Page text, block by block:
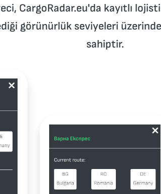
CargoRadar.eu'da kayıtlı
görünürlük seviyeleri
sahiptir.